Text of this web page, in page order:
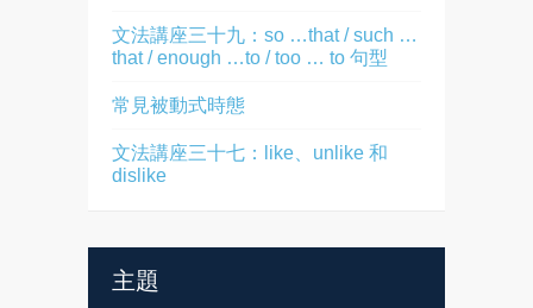
文法講座三十九：so …that / such …
that / enough …to / too … to 句型
常見被動式時態
文法講座三十七：like、unlike 和
dislike
主題